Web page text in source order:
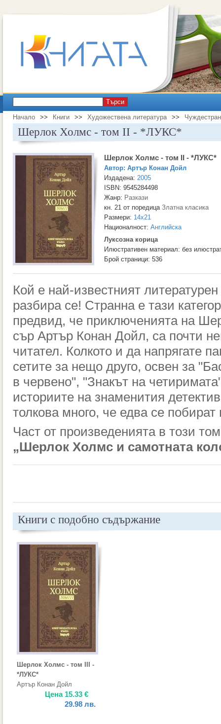
Търси
Начало >> Книги >> Художествена литература >>
Шерлок Холмс - том II - *ЛУКС*
Шерлок Холмс - том II - *ЛУКС*
Автор: Артър Конан Дойл
Издадена: 2005
ISBN: 9545284498
Жанр: Разкази
кн. 21 от поредица Златна класика
Размери: 14x21
Националност: Английска
Луксозна корица
Илюстративен материал: без
Брой страници: 536
Кой е най-известният
разбира се! Странна е тази
предвид, че приключенията на
сър Артър Конан Дойл, са почти
читател. Колкото и да напрягате
сетите за нещо друго, освен за
в червено", "Знакът на
историите на знаменития
толкова много, че едва се
Част от произведенията в този
„Шерлок Холмс и самотната
Книги с подобно съдържание
Шерлок Холмс - том III -
*ЛУКС*
Артър Конан Дойл
Цена 15.33 €
29.98 лв.